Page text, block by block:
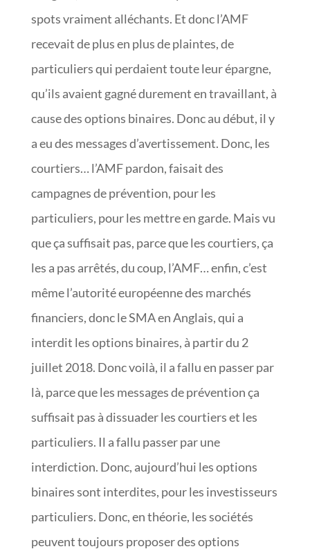
spots vraiment alléchants. Et donc l’AMF
recevait de plus en plus de plaintes, de
particuliers qui perdaient toute leur épargne,
qu’ils avaient gagné durement en travaillant, à
cause des options binaires. Donc au début, il y
a eu des messages d’avertissement. Donc, les
courtiers… l’AMF pardon, faisait des
campagnes de prévention, pour les
particuliers, pour les mettre en garde. Mais vu
que ça suffisait pas, parce que les courtiers, ça
les a pas arrêtés, du coup, l’AMF… enfin, c’est
même l’autorité européenne des marchés
financiers, donc le SMA en Anglais, qui a
interdit les options binaires, à partir du 2
juillet 2018. Donc voilà, il a fallu en passer par
là, parce que les messages de prévention ça
suffisait pas à dissuader les courtiers et les
particuliers. Il a fallu passer par une
interdiction. Donc, aujourd’hui les options
binaires sont interdites, pour les investisseurs
particuliers. Donc, en théorie, les sociétés
peuvent toujours proposer des options